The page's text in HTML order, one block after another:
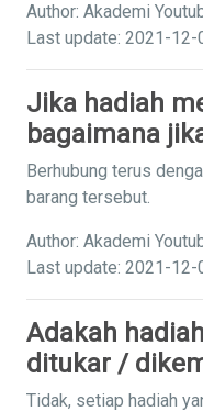
Author: Akademi
Last update: 2021-12-
Jika hadiah
bagaimana
Berhubung terus
barang tersebut.
Author: Akademi
Last update: 2021-12-
Adakah
ditukar /
Tidak, setiap hadiah